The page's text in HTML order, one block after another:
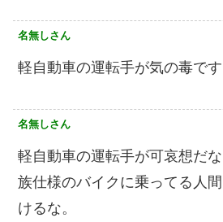
名無しさん
軽自動車の運転手が気の毒です
名無しさん
軽自動車の運転手が可哀想だな
族仕様のバイクに乗ってる人
けるな。